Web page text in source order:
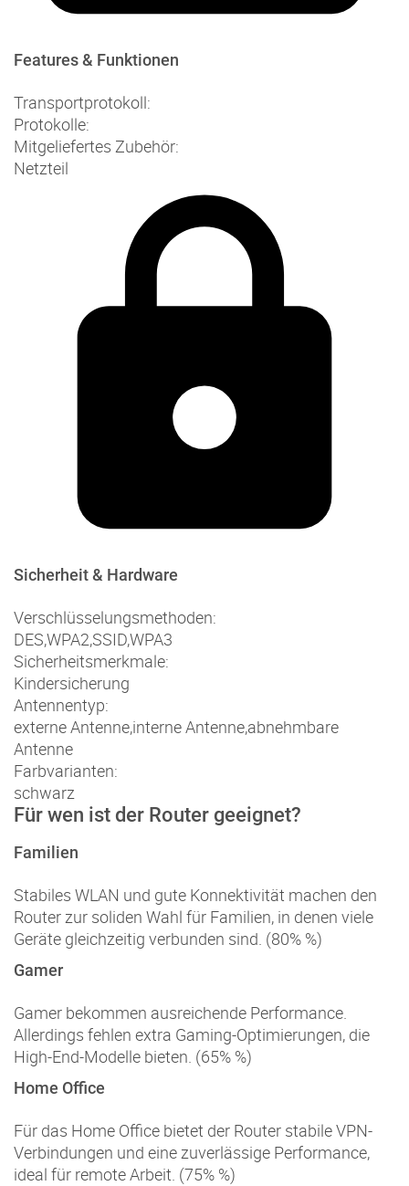
Features & Funktionen
Transportprotokoll:
Protokolle:
Mitgeliefertes Zubehör:
Netzteil
Sicherheit & Hardware
Verschlüsselungsmethoden:
DES,WPA2,SSID,WPA3
Sicherheitsmerkmale:
Kindersicherung
Antennentyp:
externe Antenne,interne Antenne,abnehmbare
Antenne
Farbvarianten:
schwarz
Für wen ist der Router geeignet?
Familien
Stabiles WLAN und gute Konnektivität machen den
Router zur soliden Wahl für Familien, in denen viele
Geräte gleichzeitig verbunden sind. (80% %)
Gamer
Gamer bekommen ausreichende Performance.
Allerdings fehlen extra Gaming-Optimierungen, die
High-End-Modelle bieten. (65% %)
Home Office
Für das Home Office bietet der Router stabile VPN-
Verbindungen und eine zuverlässige Performance,
ideal für remote Arbeit. (75% %)